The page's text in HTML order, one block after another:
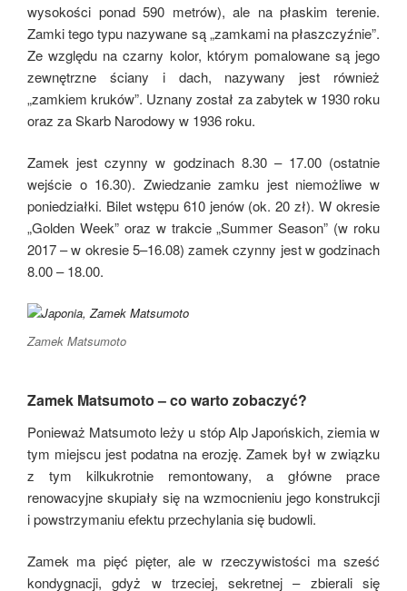
wysokości ponad 590 metrów), ale na płaskim terenie.
Zamki tego typu nazywane są „zamkami na płaszczyźnie”.
Ze względu na czarny kolor, którym pomalowane są jego
zewnętrzne ściany i dach, nazywany jest również
„zamkiem kruków”. Uznany został za zabytek w 1930 roku
oraz za Skarb Narodowy w 1936 roku.
Zamek jest czynny w godzinach 8.30 – 17.00 (ostatnie
wejście o 16.30). Zwiedzanie zamku jest niemożliwe w
poniedziałki. Bilet wstępu 610 jenów (ok. 20 zł). W okresie
„Golden Week” oraz w trakcie „Summer Season” (w roku
2017 – w okresie 5–16.08) zamek czynny jest w godzinach
8.00 – 18.00.
Zamek Matsumoto
Zamek Matsumoto – co warto zobaczyć?
Ponieważ Matsumoto leży u stóp Alp Japońskich, ziemia w
tym miejscu jest podatna na erozję. Zamek był w związku
z tym kilkukrotnie remontowany, a główne prace
renowacyjne skupiały się na wzmocnieniu jego konstrukcji
i powstrzymaniu efektu przechylania się budowli.
Zamek ma pięć pięter, ale w rzeczywistości ma sześć
kondygnacji, gdyż w trzeciej, sekretnej – zbierali się